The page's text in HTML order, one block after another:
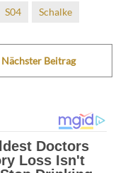
S04 Schalke
Nächster Beitrag